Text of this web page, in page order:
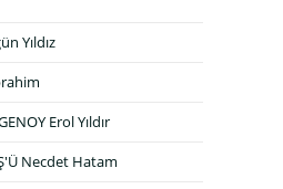
Yıldız
Erol Yıldır
Necdet Hatam